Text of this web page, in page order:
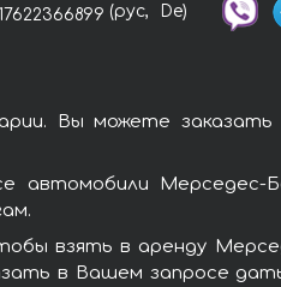
(рус, De)
Вы можете заказать
автомобили Мерседес-
взять в аренду
в Вашем запросе